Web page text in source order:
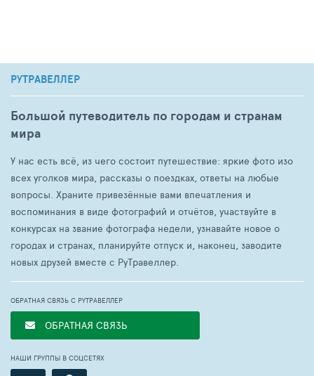
РУТРАВЕЛЛЕР
Большой путеводитель по городам и странам
мира
У нас есть всё, из чего состоит путешествие: яркие фото изо
всех уголков мира, рассказы о поездках, ответы на любые
вопросы. Храните привезённые вами впечатления и
воспоминания в виде фотографий и отчётов, участвуйте в
конкурсах на звание фотографа недели, узнавайте новое о
городах и странах, планируйте отпуск и, наконец, заводите
новых друзей вместе с РуТравеллер.
ОБРАТНАЯ СВЯЗЬ С РУТРАВЕЛЛЕР
ОБРАТНАЯ СВЯЗЬ
НАШИ ГРУППЫ В СОЦСЕТЯХ